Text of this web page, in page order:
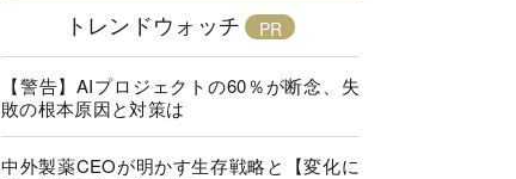
トレンドウォッチ
【警告】AIプロジェクトの60％が断念、失
敗の根本原因と対策は
中外製薬CEOが明かす生存戦略と【変化に